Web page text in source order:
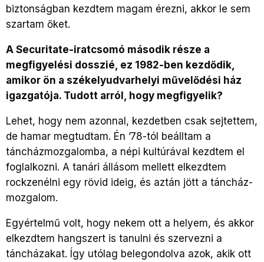
biztonságban kezdtem magam érezni, akkor le sem
szartam őket.
A Securitate-iratcsomó második része a
megfigyelési dosszié, ez 1982-ben kezdődik,
amikor ön a székelyudvarhelyi művelődési ház
igazgatója. Tudott arról, hogy megfigyelik?
Lehet, hogy nem azonnal, kezdetben csak sejtettem,
de hamar megtudtam. Én ’78-tól beálltam a
táncházmozgalomba, a népi kultúrával kezdtem el
foglalkozni. A tanári állásom mellett elkezdtem
rockzenélni egy rövid ideig, és aztán jött a táncház-
mozgalom.
Egyértelmű volt, hogy nekem ott a helyem, és akkor
elkezdtem hangszert is tanulni és szervezni a
táncházakat. Így utólag belegondolva azok, akik ott